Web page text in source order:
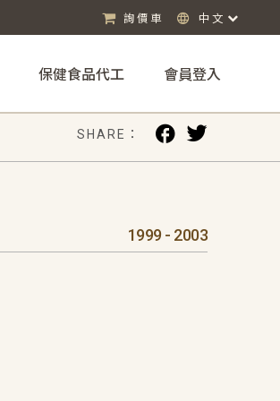
詢價車 中文
保健食品代工 會員登入
SHARE：
1999 - 2003